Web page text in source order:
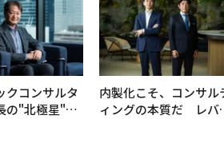
クコンサルタ
の"北極星"。
内製化こそ、コンサル
ィングの本質だ レバ